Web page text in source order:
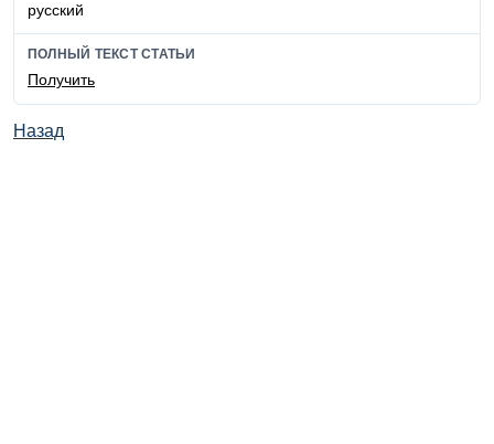
русский
ПОЛНЫЙ ТЕКСТ СТАТЬИ
Получить
Назад